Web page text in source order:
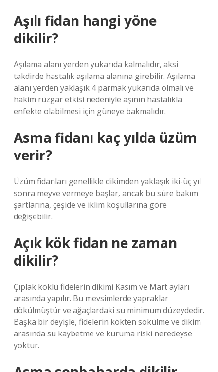
Aşılı fidan hangi yöne
dikilir?
Aşılama alanı yerden yukarıda kalmalıdır, aksi
takdirde hastalık aşılama alanına girebilir. Aşılama
alanı yerden yaklaşık 4 parmak yukarıda olmalı ve
hakim rüzgar etkisi nedeniyle aşının hastalıkla
enfekte olabilmesi için güneye bakmalıdır.
Asma fidanı kaç yılda üzüm
verir?
Üzüm fidanları genellikle dikimden yaklaşık iki-üç yıl
sonra meyve vermeye başlar, ancak bu süre bakım
şartlarına, çeşide ve iklim koşullarına göre
değişebilir.
Açık kök fidan ne zaman
dikilir?
Çıplak köklü fidelerin dikimi Kasım ve Mart ayları
arasında yapılır. Bu mevsimlerde yapraklar
dökülmüştür ve ağaçlardaki su minimum düzeydedir.
Başka bir deyişle, fidelerin kökten sökülme ve dikim
arasında su kaybetme ve kuruma riski neredeyse
yoktur.